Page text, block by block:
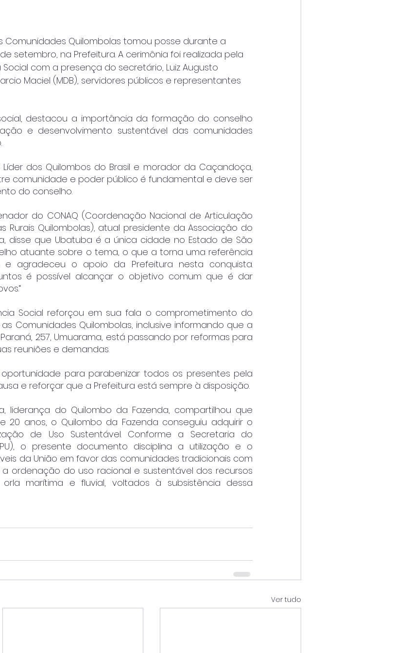
Comunidades Quilombolas tomou posse durante a
setembro, na Prefeitura. A cerimônia foi realizada pela
com a presença do secretário, Luiz Augusto
Maciel (MDB), servidores públicos e representantes
destacou a importância da formação do conselho
e desenvolvimento sustentável das comunidades
dos Quilombos do Brasil e morador da Caçandoça,
comunidade e poder público é fundamental e deve ser
do conselho.
do CONAQ (Coordenação Nacional de Articulação
Rurais Quilombolas), atual presidente da Associação do
disse que Ubatuba é a única cidade no Estado de São
atuante sobre o tema, o que a torna uma referência
e agradeceu o apoio da Prefeitura nesta conquista.
é possível alcançar o objetivo comum que é dar
Social reforçou em sua fala o comprometimento do
Comunidades Quilombolas, inclusive informando que a
257, Umuarama, está passando por reformas para
reuniões e demandas.
para parabenizar todos os presentes pela
e reforçar que a Prefeitura está sempre à disposição.
liderança do Quilombo da Fazenda, compartilhou que
20 anos, o Quilombo da Fazenda conseguiu adquirir o
de Uso Sustentável. Conforme a Secretaria do
o presente documento disciplina a utilização e o
da União em favor das comunidades tradicionais com
ordenação do uso racional e sustentável dos recursos
marítima e fluvial, voltados à subsistência dessa
Ver tudo